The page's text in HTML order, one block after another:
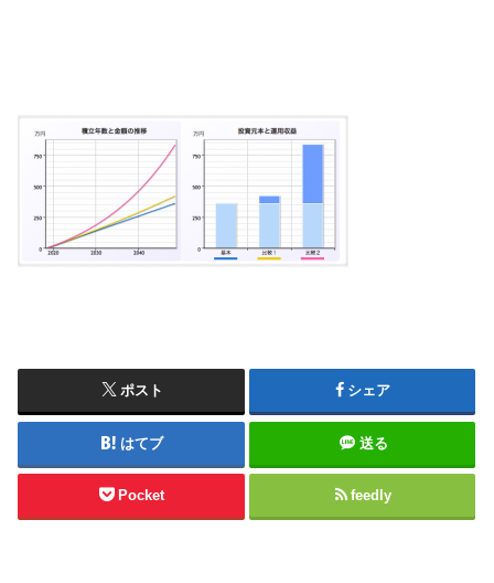
ポスト シェア
はてブ 送る
Pocket feedly